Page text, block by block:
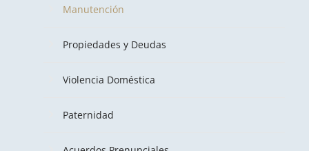
Manutención
Propiedades y Deudas
Violencia Doméstica
Paternidad